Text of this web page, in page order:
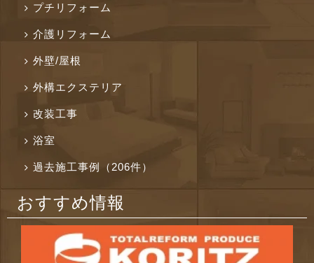
プチリフォーム
介護リフォーム
外壁/屋根
外構エクステリア
改装工事
浴室
過去施工事例（206件）
おすすめ情報